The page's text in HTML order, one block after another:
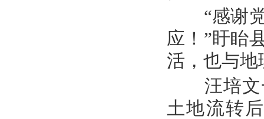
“感谢党
应！”盱眙
活，也与地
汪培文一
土地流转